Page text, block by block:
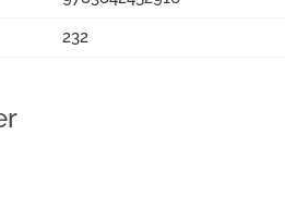
232